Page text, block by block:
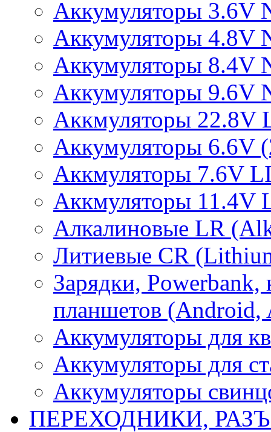
Аккумуляторы 3.6V
Аккумуляторы 4.8V
Аккумуляторы 8.4V
Аккумуляторы 9.6V
Аккмуляторы 22.8V
Аккумуляторы 6.6V
Аккмуляторы 7.6V
Аккмуляторы 11.4V
Алкалиновые LR
Литиевые CR
Зарядки, Powerbank,
планшетов (Android,
Аккумуляторы для
Аккумуляторы для
Аккумуляторы
ПЕРЕХОДНИКИ,